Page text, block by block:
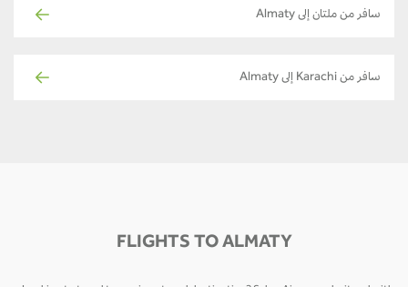
سافر من ملتان إلى Almaty
سافر من Karachi إلى Almaty
FLIGHTS TO ALMATY